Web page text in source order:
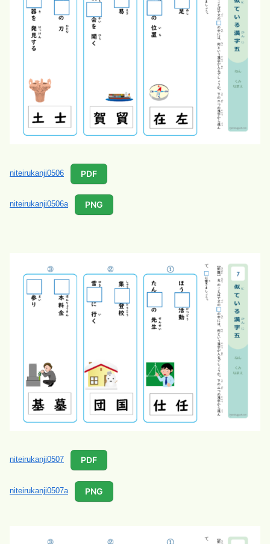
niteirukanji0506 PDF
niteirukanji0506a PNG
niteirukanji0507 PDF
niteirukanji0507a PNG